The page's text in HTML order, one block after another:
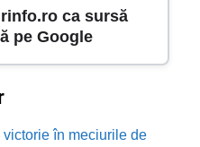
ca sursă
pe Google
victorie în meciurile de